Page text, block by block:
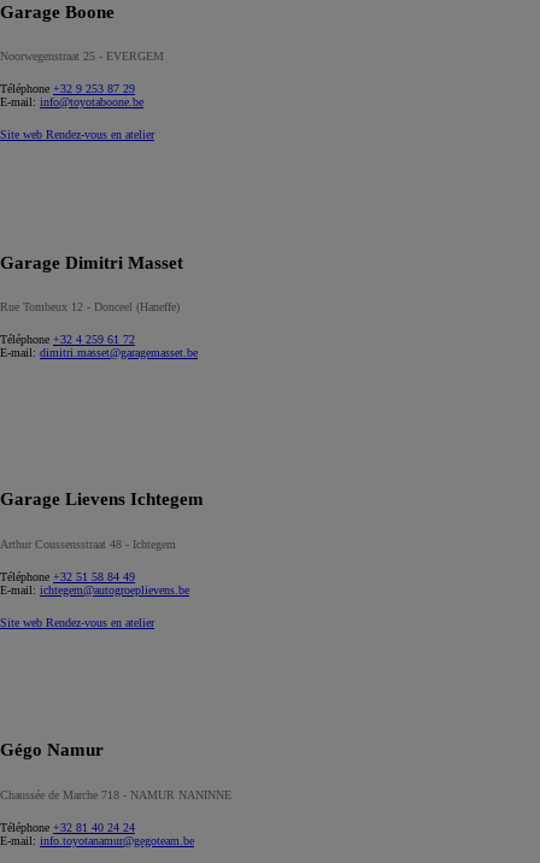
Garage Boone
Noorwegenstraat 25 - EVERGEM
Téléphone +32 9 253 87 29
E-mail: info@toyotaboone.be
Site web Rendez-vous en atelier
Garage Dimitri Masset
Rue Tombeux 12 - Donceel (Haneffe)
Téléphone +32 4 259 61 72
E-mail: dimitri.masset@garagemasset.be
Garage Lievens Ichtegem
Arthur Coussensstraat 48 - Ichtegem
Téléphone +32 51 58 84 49
E-mail: ichtegem@autogroeplievens.be
Site web Rendez-vous en atelier
Gégo Namur
Chaussée de Marche 718 - NAMUR NANINNE
Téléphone +32 81 40 24 24
E-mail: info.toyotanamur@gegoteam.be